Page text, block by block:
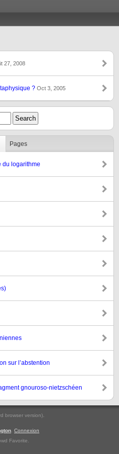
27, 2008
? Oct 3, 2005
Pages
du logarithme
sur l’abstention
gnouroso-nietzschéen
browser version).
Connexion
Favorite.